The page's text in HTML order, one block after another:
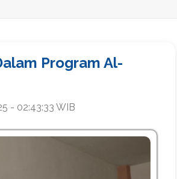
Program Al-
- 02:43:33 WIB